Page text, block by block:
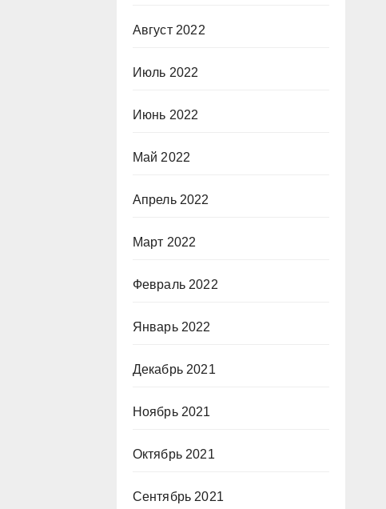
Август 2022
Июль 2022
Июнь 2022
Май 2022
Апрель 2022
Март 2022
Февраль 2022
Январь 2022
Декабрь 2021
Ноябрь 2021
Октябрь 2021
Сентябрь 2021